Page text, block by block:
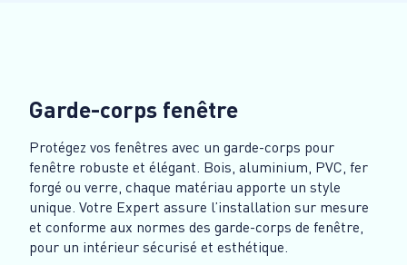
Garde-corps fenêtre
Protégez vos fenêtres avec un garde-corps pour
fenêtre robuste et élégant. Bois, aluminium, PVC, fer
forgé ou verre, chaque matériau apporte un style
unique. Votre Expert assure l’installation sur mesure
et conforme aux normes des garde-corps de fenêtre,
pour un intérieur sécurisé et esthétique.